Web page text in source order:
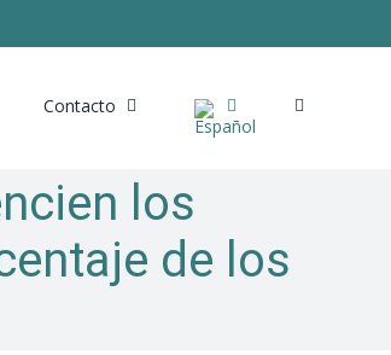
Contacto
los
de los